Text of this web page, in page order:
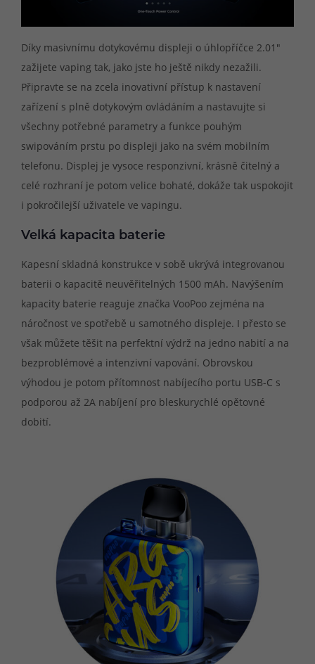
Díky masivnímu dotykovému displeji o úhlopříčce 2.01"
zažijete vaping tak, jako jste ho ještě nikdy nezažili.
Připravte se na zcela inovativní přístup k nastavení
zařízení s plně dotykovým ovládáním a nastavujte si
všechny potřebné parametry a funkce pouhým
swipováním prstu po displeji jako na svém mobilním
telefonu. Displej je vysoce responzivní, krásně čitelný a
celé rozhraní je potom velice bohaté, dokáže tak uspokojit
i pokročilejší uživatele ve vapingu.
Velká kapacita baterie
Kapesní skladná konstrukce v sobě ukrývá integrovanou
baterii o kapacitě neuvěřitelných 1500 mAh. Navýšením
kapacity baterie reaguje značka VooPoo zejména na
náročnost ve spotřebě u samotného displeje. I přesto se
však můžete těšit na perfektní výdrž na jedno nabití a na
bezproblémové a intenzivní vapování. Obrovskou
výhodou je potom přítomnost nabíjecího portu USB-C s
podporou až 2A nabíjení pro bleskurychlé opětovné
dobití.